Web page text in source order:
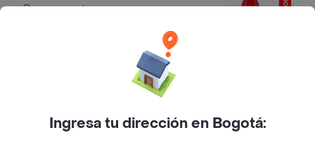
Gaseosa pet
$ 6900Ingresa tu dirección en Bogotá: